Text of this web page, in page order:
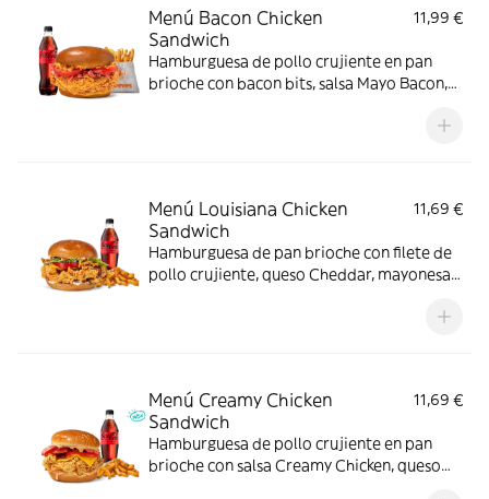
Menú Bacon Chicken
Sandwich
11,99 €
Hamburguesa de pollo crujiente en pan
brioche con bacon bits, salsa Mayo Bacon,
Menú Louisiana Chicken
Sandwich
11,69 €
Hamburguesa de pan brioche con filete de
pollo crujiente, queso Cheddar, mayonesa,
Menú Creamy Chicken
Sandwich
11,69 €
Hamburguesa de pollo crujiente en pan
brioche con salsa Creamy Chicken, queso